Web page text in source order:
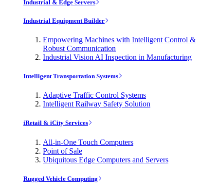
Industrial & Edge Servers
Industrial Equipment Builder
Empowering Machines with Intelligent Control &
Robust Communication
Industrial Vision AI Inspection in Manufacturing
Intelligent Transportation Systems
Adaptive Traffic Control Systems
Intelligent Railway Safety Solution
iRetail & iCity Services
All-in-One Touch Computers
Point of Sale
Ubiquitous Edge Computers and Servers
Rugged Vehicle Computing